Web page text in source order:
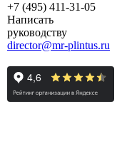
+7 (495) 411-31-05
Написать
руководству
director@mr-plintus.ru